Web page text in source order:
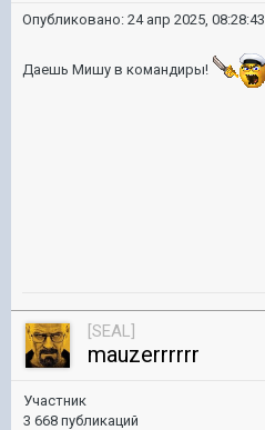
Опубликовано: 24 апр 2025, 08:28:43
Даешь Мишу в командиры!
[SEAL]
mauzerrrrrr
Участник
3 668 публикаций